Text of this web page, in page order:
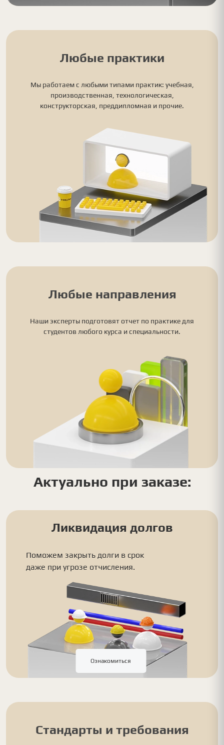
Любые практики
Мы работаем с любыми типами практик: учебная,
производственная, технологическая,
конструкторская, преддипломная и прочие.
Любые направления
Наши эксперты подготовят отчет по практике для
студентов любого курса и специальности.
Актуально при заказе:
Ликвидация долгов
Поможем закрыть долги в срок
даже при угрозе отчисления.
Ознакомиться
Стандарты и требования